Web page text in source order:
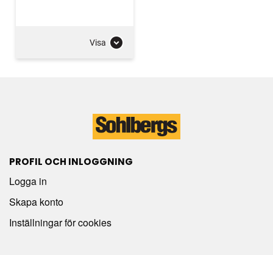
Visa
PROFIL OCH INLOGGNING
Logga in
Skapa konto
Inställningar för cookies